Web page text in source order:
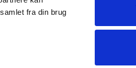
fra din brug